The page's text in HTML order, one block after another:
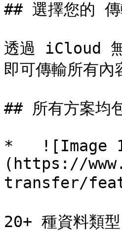
## 選擇您的
透過 iCloud 無
即可傳輸所有內
## 所有方案均
*   ![Image
(https://
transfer/
20+ 種資料類